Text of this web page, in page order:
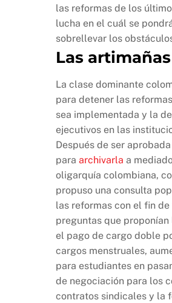
las reformas de los
lucha en el cuál se
sobrellevar los
Las
La clase dominante
para detener las
sea implementada y la
ejecutivos en las
Después de ser
para archivarla a
oligarquía colombiana,
propuso una consulta
las reformas con el fin
preguntas que
el pago de cargo doble
cargos menstruales,
para estudiantes en
de negociación para los
contratos sindicales y la